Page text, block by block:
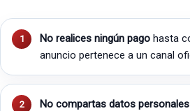
No realices ningún pago hasta
anuncio pertenece a un canal
No compartas datos